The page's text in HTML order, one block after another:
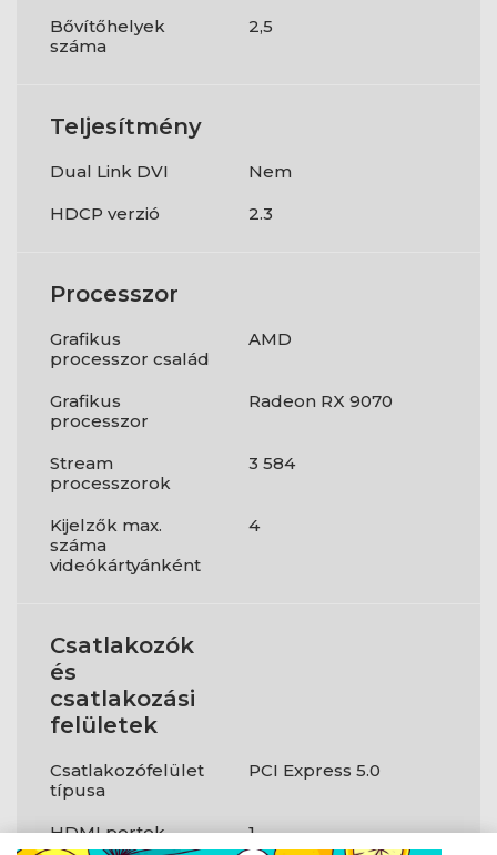
Bővítőhelyek
száma
2,5
Teljesítmény
Dual Link DVI
Nem
HDCP verzió
2.3
Processzor
Grafikus
processzor család
AMD
Grafikus
processzor
Radeon RX 9070
Stream
processzorok
3 584
Kijelzők max.
száma
videókártyánként
4
Csatlakozók
és
csatlakozási
felületek
Csatlakozófelület
típusa
PCI Express 5.0
HDMI portok
1